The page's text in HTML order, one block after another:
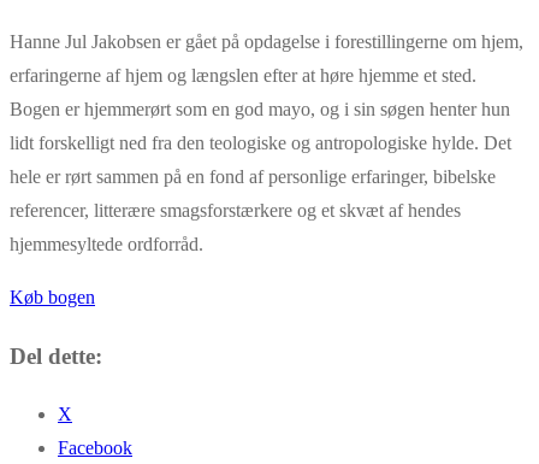
Hanne Jul Jakobsen er gået på opdagelse i forestillingerne om hjem,
erfaringerne af hjem og længslen efter at høre hjemme et sted.
Bogen er hjemmerørt som en god mayo, og i sin søgen henter hun
lidt forskelligt ned fra den teologiske og antropologiske hylde. Det
hele er rørt sammen på en fond af personlige erfaringer, bibelske
referencer, litterære smagsforstærkere og et skvæt af hendes
hjemmesyltede ordforråd.
Køb bogen
Del dette:
X
Facebook